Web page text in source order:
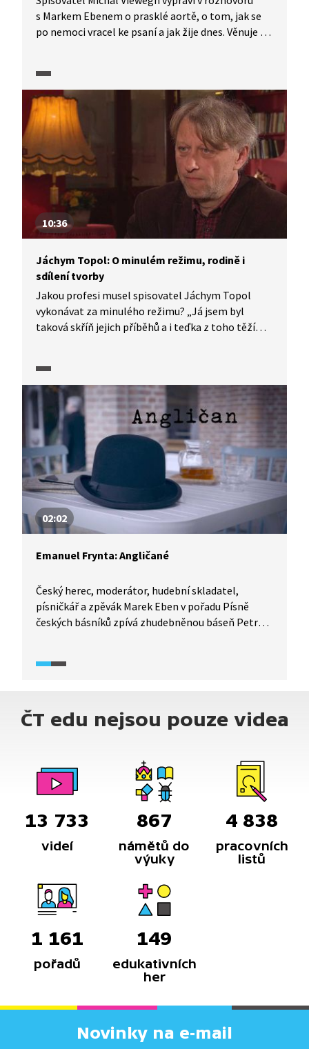
s Markem Ebenem o prasklé aortě, o tom, jak se
po nemoci vracel ke psaní a jak žije dnes. Věnuje se
jako spisovateli, na co je hrdý a co bude psát, až
mu bude 80 let?
10:36
Jáchym Topol: O minulém režimu, rodině i
sdílení tvorby
Jakou profesi musel spisovatel Jáchym Topol
vykonávat za minulého režimu? „Já jsem byl
taková skříň jejich příběhů a i teďka z toho těžím.
jak dělal nosiče uhlí, ale i o tom, jak se (ne)sdílí
tvorba v uměleckých rodinách. Zmíní i to, jak má
rád češtinu, jeho „výrobní prostředek“, a jak
vystupoval s Psími vojáky.
02:02
Emanuel Frynta: Angličané
Český herec, moderátor, hudební skladatel,
písničkář a zpěvák Marek Eben v pořadu Písně
českých básníků zpívá zhudebněnou báseň Petra
ČT edu nejsou pouze videa
13 733
videí
867
námětů do
výuky
4 838
pracovních
listů
1 161
pořadů
149
edukativních
her
Novinky na e-mail